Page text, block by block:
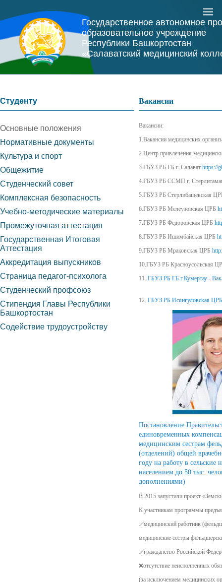
Государственное автономное
образовательное учреждение
Республики Башкортостан
«Салаватский медицинский
Вакансии
Вакансии:
1.Вакансии медицинских
2.Центр привлечения
3.ГБУЗ РБ ГБ г. Салават https://
4.ГБУЗ РБ ССМП г.
5.ГБУЗ РБ Стерлибашевская
6.ГБУЗ РБ Мелеузовская ЦРБ
7.ГБУЗ РБ Федоровская ЦРБ
8.ГБУЗ РБ Ишимбайская ЦРБ
9.ГБУЗ РБ Мраковская ЦРБ
10.ГБУЗ РБ Красноусольская
11. ГБУЗ РБ ГБ г.Кумертау -
12. ГБУЗ РБ Исянгуловская
Постановление
единовременных
медицинским сестрам
(отделений) общей
году на работу в сельские
населением до 50 тыс.
дополнениями)
В 2015 запустили проект
К участникам программы
✅медицинский работник
медицинские сестры
✅гражданство Российской
❌отсутствие неисполненных
(за исключением медицинских
Студенту
Основные положения
Нормативные документы
Культура и спорт
Общежитие
Студенческий совет
Комплексная безопасность
Учебно-методические материалы
Промежуточная аттестация
Государственная Итоговая
Аттестация
Аккредитация выпускников
Страница педагог-психолога
Студенческий профсоюз
Стипендия Главы Республики
Башкортостан
Содействие трудоустройству